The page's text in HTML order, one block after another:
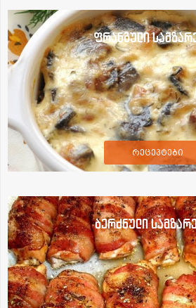
ფრანგული
რეცეპტები
ბერძნული